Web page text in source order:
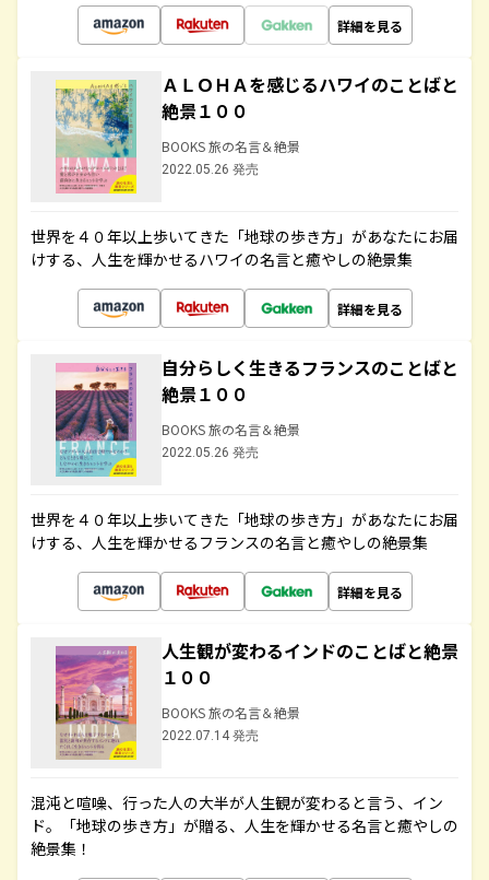
詳細を見る
ＡＬＯＨＡを感じるハワイのことばと
絶景１００
BOOKS 旅の名言＆絶景
2022.05.26 発売
世界を４０年以上歩いてきた「地球の歩き方」があなたにお届
けする、人生を輝かせるハワイの名言と癒やしの絶景集
詳細を見る
自分らしく生きるフランスのことばと
絶景１００
BOOKS 旅の名言＆絶景
2022.05.26 発売
世界を４０年以上歩いてきた「地球の歩き方」があなたにお届
けする、人生を輝かせるフランスの名言と癒やしの絶景集
詳細を見る
人生観が変わるインドのことばと絶景
１００
BOOKS 旅の名言＆絶景
2022.07.14 発売
混沌と喧噪、行った人の大半が人生観が変わると言う、イン
ド。「地球の歩き方」が贈る、人生を輝かせる名言と癒やしの
絶景集！